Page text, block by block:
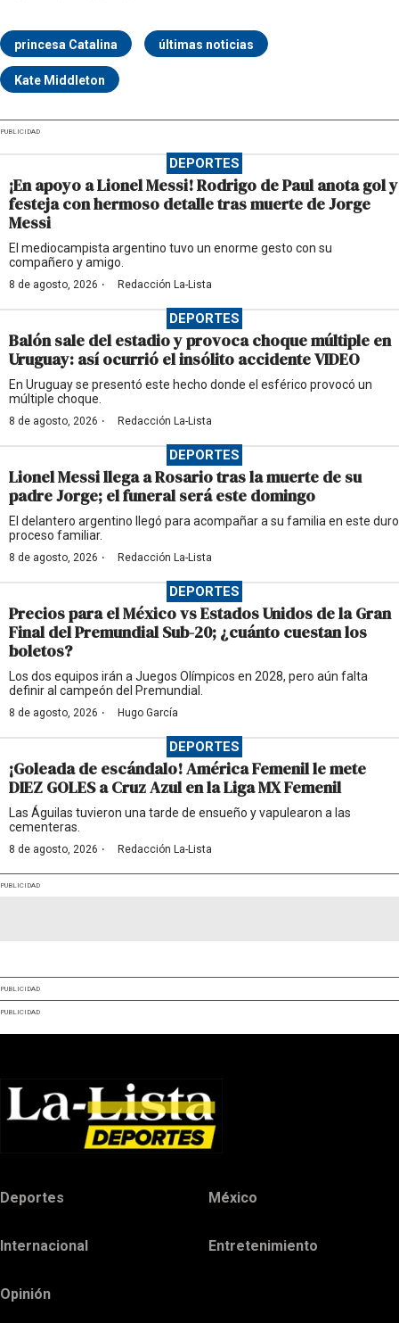
princesa Catalina últimas noticias
Kate Middleton
PUBLICIDAD
DEPORTES
¡En apoyo a Lionel Messi! Rodrigo de Paul anota gol y
festeja con hermoso detalle tras muerte de Jorge
Messi
El mediocampista argentino tuvo un enorme gesto con su
compañero y amigo.
8 de agosto, 2026 · Redacción La-Lista
DEPORTES
Balón sale del estadio y provoca choque múltiple en
Uruguay: así ocurrió el insólito accidente VIDEO
En Uruguay se presentó este hecho donde el esférico provocó un
múltiple choque.
8 de agosto, 2026 · Redacción La-Lista
DEPORTES
Lionel Messi llega a Rosario tras la muerte de su
padre Jorge; el funeral será este domingo
El delantero argentino llegó para acompañar a su familia en este duro
proceso familiar.
8 de agosto, 2026 · Redacción La-Lista
DEPORTES
Precios para el México vs Estados Unidos de la Gran
Final del Premundial Sub-20; ¿cuánto cuestan los
boletos?
Los dos equipos irán a Juegos Olímpicos en 2028, pero aún falta
definir al campeón del Premundial.
8 de agosto, 2026 · Hugo García
DEPORTES
¡Goleada de escándalo! América Femenil le mete
DIEZ GOLES a Cruz Azul en la Liga MX Femenil
Las Águilas tuvieron una tarde de ensueño y vapulearon a las
cementeras.
8 de agosto, 2026 · Redacción La-Lista
PUBLICIDAD
PUBLICIDAD
PUBLICIDAD
Deportes México
Internacional Entretenimiento
Opinión